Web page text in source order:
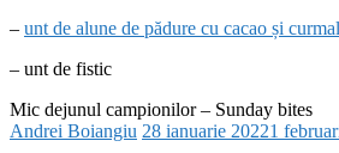
– unt de alune de pădure cu cacao și
– unt de fistic
Mic dejunul campionilor – Sunday bites
Andrei Boiangiu 28 ianuarie 20221